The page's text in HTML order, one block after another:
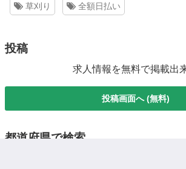
草刈り 全額日払い
投稿
求人情報を無料で掲載出
投稿画面へ (無料)
都道府県で検索